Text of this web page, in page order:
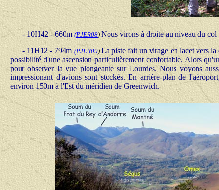
- 10H42 - 660m(PJER08)Nous virons à droite au niveau du
- 11H12 - 794m (PJER09)La piste fait un virage en lacet vers
possibilité d'une ascension particulièrement confortable. Alors
pour observer la vue plongeante sur Lourdes. Nous voyons
impressionant d'avions sont stockés. En arrière-plan de
environ 150m à l'Est du méridien de Greenwich.